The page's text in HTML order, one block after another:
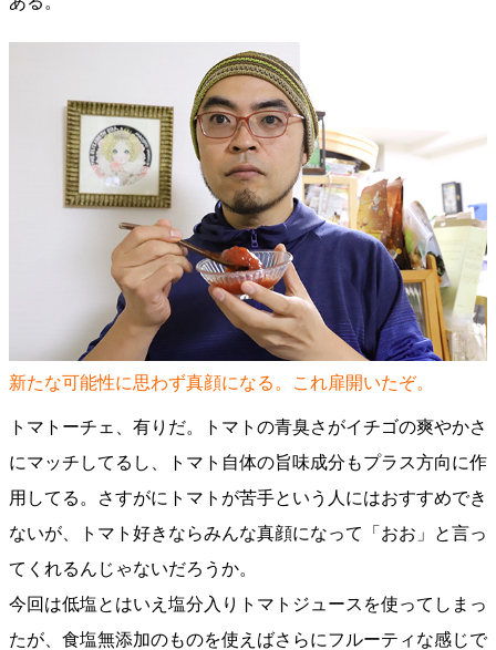
新たな可能性に思わず真顔になる。これ扉開いたぞ。
トマトーチェ、有りだ。トマトの青臭さがイチゴの爽やかさ
にマッチしてるし、トマト自体の旨味成分もプラス方向に作
用してる。さすがにトマトが苦手という人にはおすすめでき
ないが、トマト好きならみんな真顔になって「おお」と言っ
てくれるんじゃないだろうか。
今回は低塩とはいえ塩分入りトマトジュースを使ってしまっ
たが、食塩無添加のものを使えばさらにフルーティな感じで